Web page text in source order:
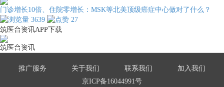
门诊增长10倍、住院零增长：MSK等北美顶级癌症中心做对了什么？
3639
27
筑医台资讯APP下载
筑医台资讯
推广服务 关于我们 联系我们
加入我们
京ICP备16044991号